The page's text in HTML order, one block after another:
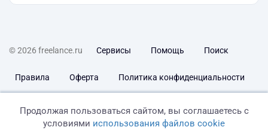
© 2026 freelance.ru Сервисы Помощь Поиск
Правила Оферта Политика конфиденциальности
Продолжая пользоваться сайтом, вы соглашаетесь с
условиями использования файлов cookie